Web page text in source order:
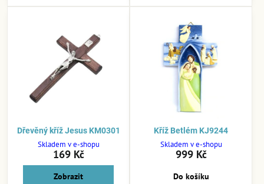
Dřevěný kříž Jesus KM0301
Skladem v e-shopu
169 Kč
Zobrazit
Kříž Betlém KJ9244
Skladem v e-shopu
999 Kč
Do košíku